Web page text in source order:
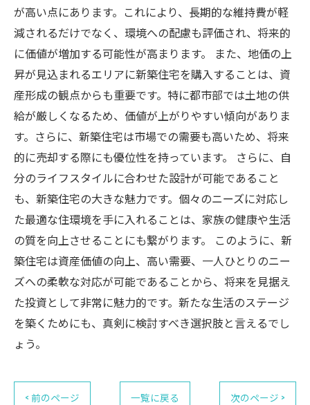
が高い点にあります。これにより、長期的な維持費が軽
減されるだけでなく、環境への配慮も評価され、将来的
に価値が増加する可能性が高まります。 また、地価の上
昇が見込まれるエリアに新築住宅を購入することは、資
産形成の観点からも重要です。特に都市部では土地の供
給が厳しくなるため、価値が上がりやすい傾向がありま
す。さらに、新築住宅は市場での需要も高いため、将来
的に売却する際にも優位性を持っています。 さらに、自
分のライフスタイルに合わせた設計が可能であること
も、新築住宅の大きな魅力です。個々のニーズに対応し
た最適な住環境を手に入れることは、家族の健康や生活
の質を向上させることにも繋がります。 このように、新
築住宅は資産価値の向上、高い需要、一人ひとりのニー
ズへの柔軟な対応が可能であることから、将来を見据え
た投資として非常に魅力的です。新たな生活のステージ
を築くためにも、真剣に検討すべき選択肢と言えるでし
ょう。
< 前のページ 一覧に戻る 次のページ >